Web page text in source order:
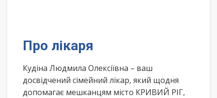
Про лікаря
Кудіна Людмила Олексіївна – ваш
досвідчений сімейний лікар, який щодня
допомагає мешканцям місто КРИВИЙ РІГ,